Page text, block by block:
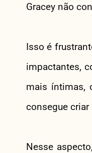
Gracey não
Isso é
impactantes,
mais íntimas,
consegue
Nesse